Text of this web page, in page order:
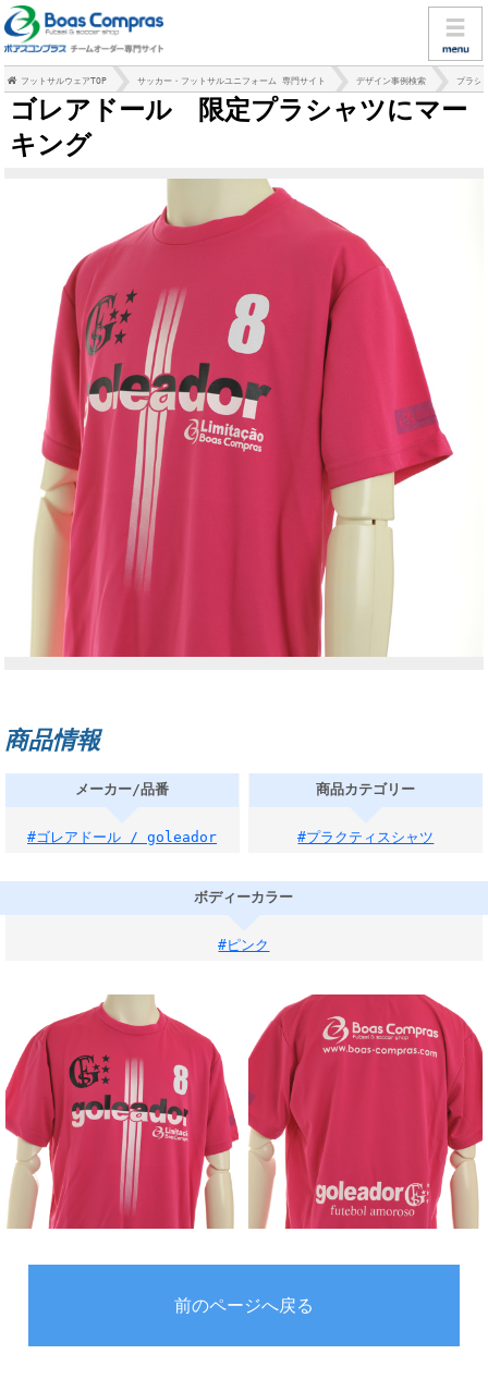
フットサルウェアTOP サッカー・フットサルユニフォーム 専門サイト デザイン事例検索 プラシ
ゴレアドール 限定プラシャツにマー
キング
商品情報
メーカー/品番
#ゴレアドール / goleador
商品カテゴリー
#プラクティスシャツ
ボディーカラー
#ピンク
前のページへ戻る